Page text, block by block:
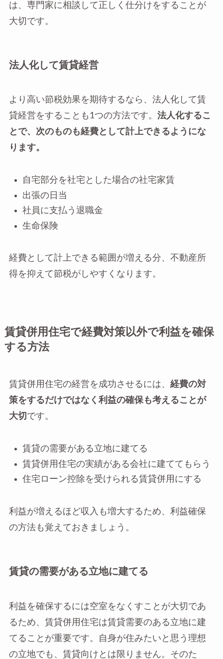
は、専門家に相談して正しく仕分けをすることが
大切です。
法人化して賃貸経営
より高い節税効果を期待するなら、法人化して賃
貸経営をすることも1つの方法です。 法人化するこ
とで、次のものも経費として計上できるようにな
ります。
自宅部分を社宅とした場合の社宅家賃
出張の日当
社員に支払う退職金
生命保険
経費として計上できる範囲が増える分、不動産所
得を抑えて節税がしやすくなります。
賃貸併用住宅で経費対策以外で利益を確保
する方法
賃貸併用住宅の経営を成功させるには、 経費の対
策をするだけではなく利益の確保も考えることが
大切 です。
賃貸の需要がある立地に建てる
賃貸併用住宅の実績がある会社に建ててもらう
住宅ローン控除を受けられる賃貸併用にする
利益が増えるほど収入も増大するため、利益確保
の方法も覚えておきましょう。
賃貸の需要がある立地に建てる
利益を確保するには空室をなくすことが大切であ
るため、賃貸併用住宅は賃貸需要のある立地に建
てることが重要です。自身が住みたいと思う理想
の立地でも、賃貸向けとは限りません。そのた